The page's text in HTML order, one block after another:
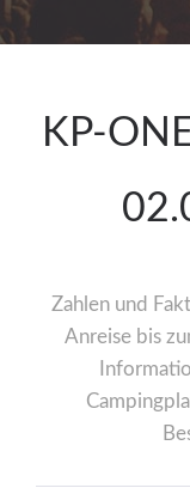
KP-
Zahlen und
Anreise bis